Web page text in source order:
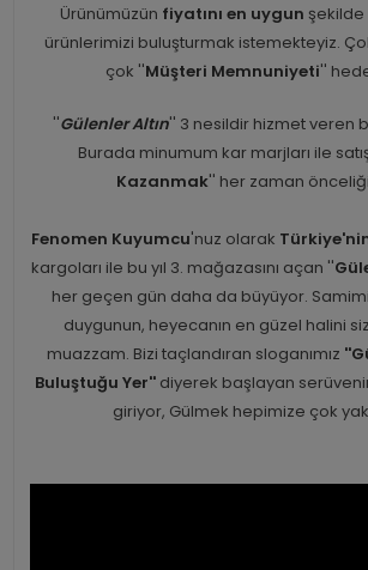
Ürünümüzün fiyatını en uygun
ürünlerimizi buluşturmak istemekteyiz.
çok ''Müşteri Memnuniyeti''
''Gülenler Altın'' 3 nesildir hizmet veren
Burada minumum kar marjları ile
Kazanmak'' her zaman
Fenomen Kuyumcu'nuz olarak
kargoları ile bu yıl 3. mağazasını açan ''
her geçen gün daha da büyüyor.
duygunun, heyecanın en güzel halini
muazzam. Bizi taçlandıran sloganımız
Buluştuğu Yer'' diyerek başlayan
giriyor, Gülmek hepimize çok